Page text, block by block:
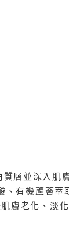
層並深入肌
有機蘆薈
膚老化、淡